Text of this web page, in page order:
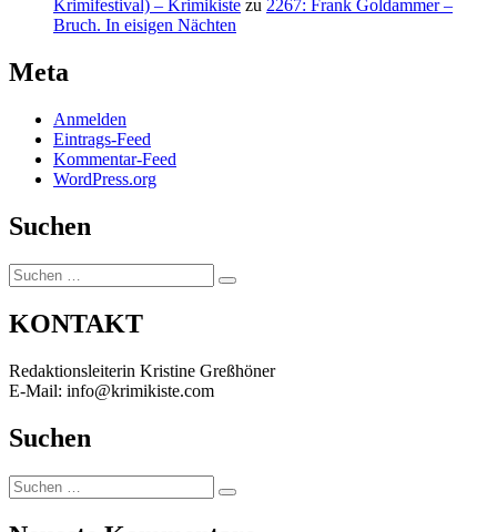
Krimifestival) – Krimikiste zu 2267: Frank Goldammer –
Bruch. In eisigen Nächten
Meta
Anmelden
Eintrags-Feed
Kommentar-Feed
WordPress.org
Suchen
Suchen
nach:
Suchen
KONTAKT
Redaktionsleiterin Kristine Greßhöner
E-Mail: info@krimikiste.com
Suchen
Suchen
nach:
Suchen